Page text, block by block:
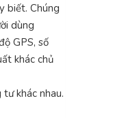
biết. Chúng
dùng
GPS, số
khác chủ
khác nhau.